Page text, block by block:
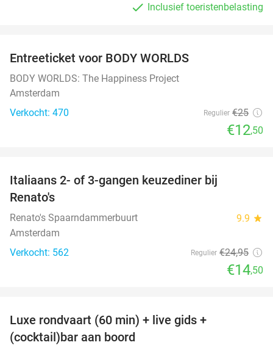
Inclusief toeristenbelasting
Entreeticket voor BODY WORLDS
BODY WORLDS: The Happiness Project
Amsterdam
Verkocht: 470
Regulier €25
€12,50
Italiaans 2- of 3-gangen keuzediner bij
Renato's
Renato's Spaarndammerbuurt 9.9 star
Amsterdam
Verkocht: 562
Regulier €24,95
€14,50
Luxe rondvaart (60 min) + live gids +
(cocktail)bar aan boord